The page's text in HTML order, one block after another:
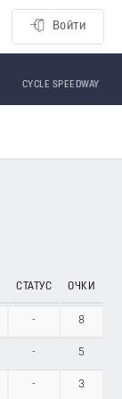
Войти
CYCLE SPEEDWAY
СТАТУС ОЧКИ
- 8
- 5
- 3